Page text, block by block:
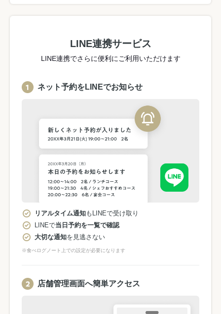
LINE連携サービス
LINE連携でさらに便利にご利用いただけます
ネット予約をLINEでお知らせ
リアルタイム通知もLINEで受け取り
LINEで当日予約を一覧で確認
大切な通知を見逃さない
※食べログノート上での設定が必要になります
店舗管理画面へ簡単アクセス